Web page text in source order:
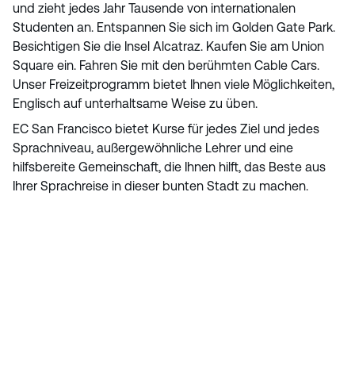
und zieht jedes Jahr Tausende von internationalen
Studenten an. Entspannen Sie sich im Golden Gate Park.
Besichtigen Sie die Insel Alcatraz. Kaufen Sie am Union
Square ein. Fahren Sie mit den berühmten Cable Cars.
Unser Freizeitprogramm bietet Ihnen viele Möglichkeiten,
Englisch auf unterhaltsame Weise zu üben.
EC San Francisco bietet Kurse für jedes Ziel und jedes
Sprachniveau, außergewöhnliche Lehrer und eine
hilfsbereite Gemeinschaft, die Ihnen hilft, das Beste aus
Ihrer Sprachreise in dieser bunten Stadt zu machen.